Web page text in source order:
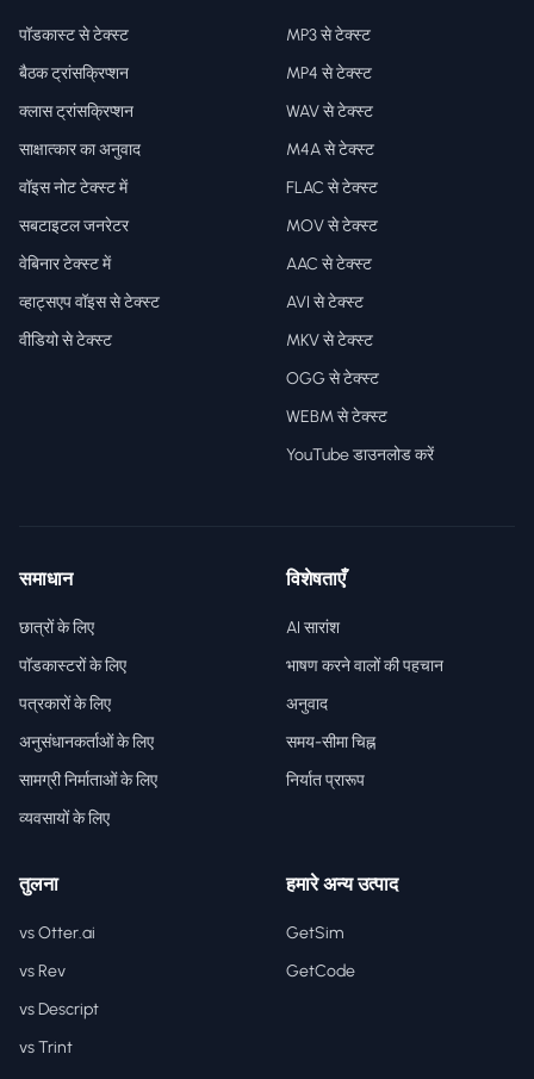
पॉडकास्ट से टेक्स्ट
बैठक ट्रांसक्रिप्शन
क्लास ट्रांसक्रिप्शन
साक्षात्कार का अनुवाद
वॉइस नोट टेक्स्ट में
सबटाइटल जनरेटर
वेबिनार टेक्स्ट में
व्हाट्सएप वॉइस से टेक्स्ट
वीडियो से टेक्स्ट
MP3 से टेक्स्ट
MP4 से टेक्स्ट
WAV से टेक्स्ट
M4A से टेक्स्ट
FLAC से टेक्स्ट
MOV से टेक्स्ट
AAC से टेक्स्ट
AVI से टेक्स्ट
MKV से टेक्स्ट
OGG से टेक्स्ट
WEBM से टेक्स्ट
YouTube डाउनलोड करें
समाधान
छात्रों के लिए
पॉडकास्टरों के लिए
पत्रकारों के लिए
अनुसंधानकर्ताओं के लिए
सामग्री निर्माताओं के लिए
व्यवसायों के लिए
विशेषताएँ
AI सारांश
भाषण करने वालों की पहचान
अनुवाद
समय-सीमा चिह्न
निर्यात प्रारूप
तुलना
vs Otter.ai
vs Rev
vs Descript
vs Trint
हमारे अन्य उत्पाद
GetSim
GetCode